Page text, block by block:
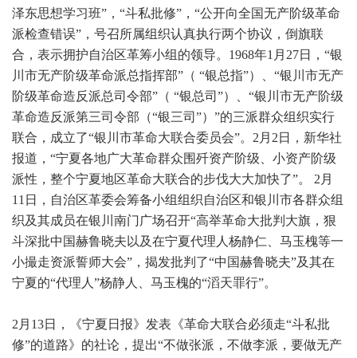
泽东思想学习班”，“斗私批修”，“公开向全国无产阶级革命
派检查错误”，号召所属组织认真执行两个协议，倒旗联
合，表示拥护自治区革筹小组的领导。1968年1月27日，“银
川市无产阶级革命派总指挥部”（ “银总指”）、“银川市无产
阶级革命造反派总司令部”（ “银总司”）、“银川市无产阶级
革命造反派第三司令部（“银三司”）”的三派群众组织实行
联合，成立了“银川市革命大联合委员会”。2月2日，新华社
报道，“宁夏各地广大革命群众围歼资产阶级、小资产阶级
派性，整个宁夏地区革命大联合的步伐大大加快了”。 2月
11日，自治区革委会筹备小组组织自治区和银川市各群众组
织及其成员在银川南门广场召开“高举革命大批判大旗，狠
斗深批中国赫鲁晓夫以及在宁夏代理人杨静仁、马玉槐等一
小撮走资派誓师大会”，揭发批判了“中国赫鲁晓夫”及其在
宁夏的“代理人”杨静人、马玉槐的“滔天罪行”。
2月13日，《宁夏日报》发表《革命大联合必须走“斗私批
修”的道路》的社论，提出“不做张派，不做李派，要做无产